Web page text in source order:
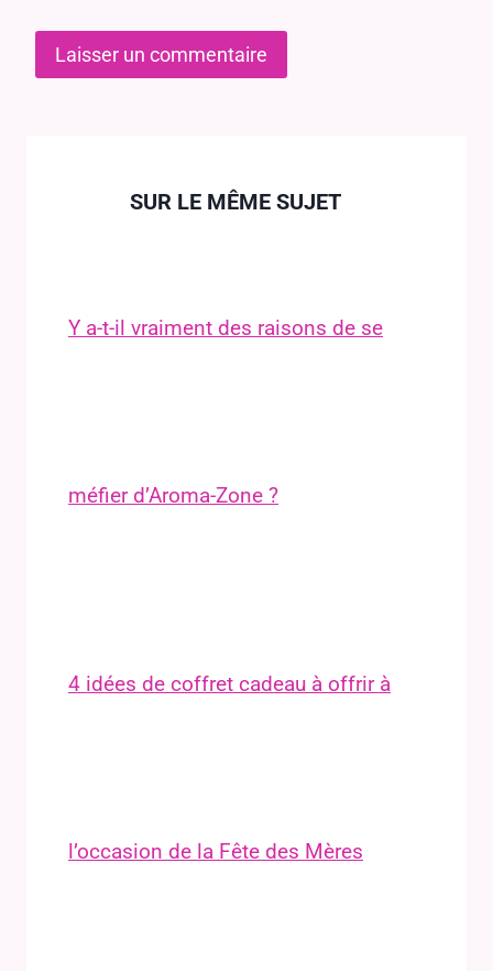
SUR LE MÊME SUJET
Y a-t-il vraiment des raisons de se
méfier d’Aroma-Zone ?
4 idées de coffret cadeau à offrir à
l’occasion de la Fête des Mères